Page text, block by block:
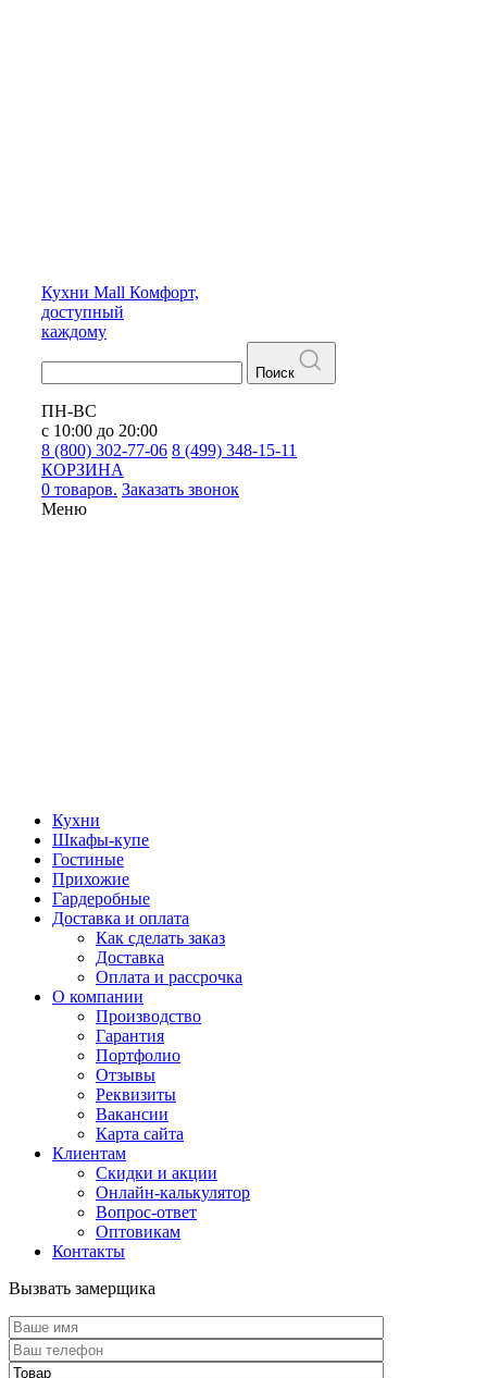
Кухни Mall Комфорт,
доступный
каждому
Поиск
ПН-ВС
с 10:00 до 20:00
8 (800) 302-77-06 8 (499) 348-15-11
КОРЗИНА
0 товаров. Заказать звонок
Меню
Кухни
Шкафы-купе
Гостиные
Прихожие
Гардеробные
Доставка и оплата
Как сделать заказ
Доставка
Оплата и рассрочка
О компании
Производство
Гарантия
Портфолио
Отзывы
Реквизиты
Вакансии
Карта сайта
Клиентам
Скидки и акции
Онлайн-калькулятор
Вопрос-ответ
Оптовикам
Контакты
Вызвать замерщика